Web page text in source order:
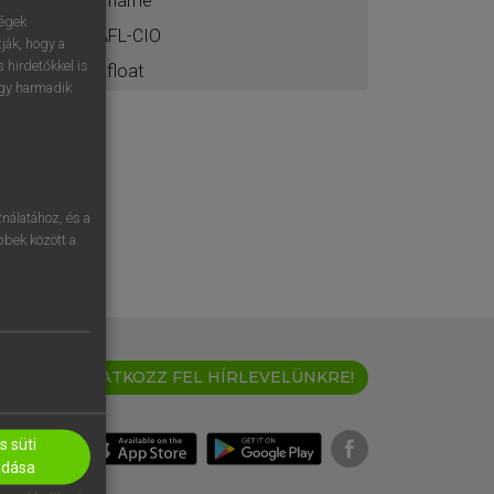
AFL-CIO
afloat
IRATKOZZ FEL HÍRLEVELÜNKRE!
hogy a
hirdetőkkel is
harmadik
és a
között a
süti